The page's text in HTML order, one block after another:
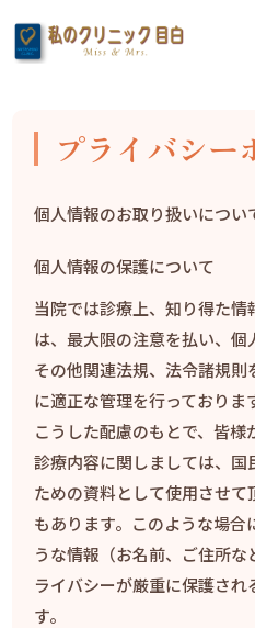
プライバシー
個人情報のお取り扱いについ
個人情報の保護について
当院では診療上、知り得た
は、最大限の注意を払い、個
その他関連法規、法令諸規
に適正な管理を行っておりま
こうした配慮のもとで、皆
診療内容に関しましては、
ための資料として使用させ
もあります。このような場
うな情報（お名前、ご住所
ライバシーが厳重に保護さ
す。